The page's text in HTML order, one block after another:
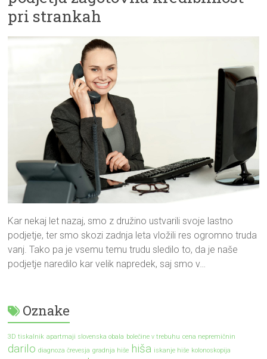
pri strankah
Kar nekaj let nazaj, smo z družino ustvarili svoje lastno
podjetje, ter smo skozi zadnja leta vložili res ogromno truda
vanj. Tako pa je vsemu temu trudu sledilo to, da je naše
podjetje naredilo kar velik napredek, saj smo v…
Oznake
3D tiskalnik apartmaji slovenska obala bolečine v trebuhu cena nepremičnin
darilo diagnoza črevesja gradnja hiše hiša iskanje hiše kolonoskopija